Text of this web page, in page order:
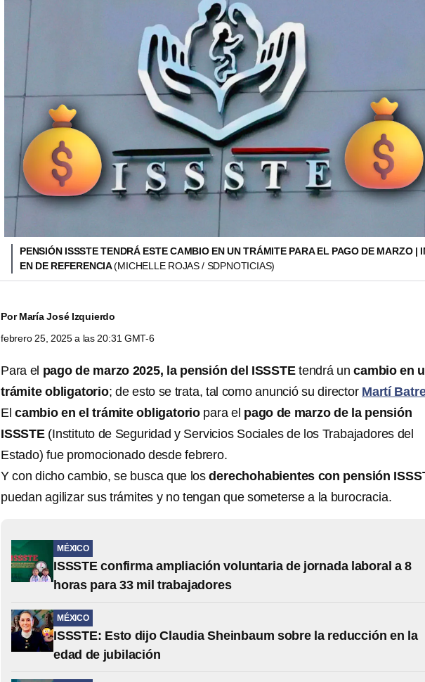
PENSIÓN ISSSTE TENDRÁ ESTE CAMBIO EN UN TRÁMITE PARA EL PAGO DE MARZO |
EN DE REFERENCIA(MICHELLE ROJAS / SDPNOTICIAS)
PorMaría José Izquierdo
febrero 25, 2025 a las 20:31 GMT-6
Para el pago de marzo 2025, la pensión del ISSSTEtendrá un cambio en
trámite obligatorio; de esto se trata, tal como anunció su director Martí
El cambio en el trámite obligatorio para el pago de marzo de la pensión
ISSSTE(Instituto de Seguridad y Servicios Sociales de los Trabajadores del
Estado) fue promocionado desde febrero.
Y con dicho cambio, se busca que losderechohabientes con pensión
puedan agilizar sus trámites y no tengan que someterse a la burocracia.
MÉXICO
ISSSTE confirma ampliación voluntaria de jornada laboral a 8
horas para 33 mil trabajadores
MÉXICO
ISSSTE: Esto dijo Claudia Sheinbaum sobre la reducción en la
edad de jubilación